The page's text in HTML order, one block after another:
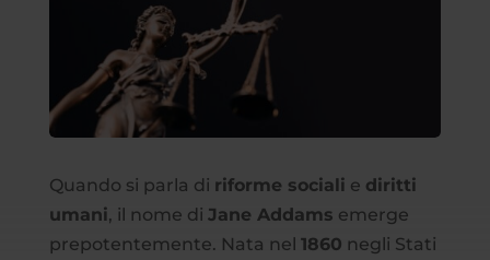
Quando si parla di riforme sociali e diritti
umani, il nome di Jane Addams emerge
prepotentemente. Nata nel 1860 negli Stati